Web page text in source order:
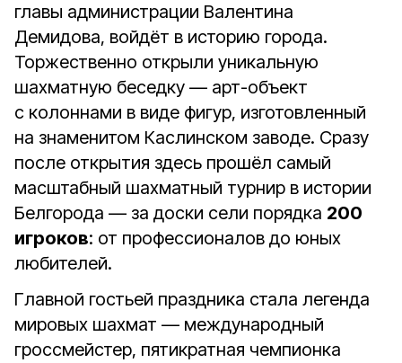
главы администрации Валентина
Демидова, войдёт в историю города.
Торжественно открыли уникальную
шахматную беседку — арт-объект
с колоннами в виде фигур, изготовленный
на знаменитом Каслинском заводе. Сразу
после открытия здесь прошёл самый
масштабный шахматный турнир в истории
Белгорода — за доски сели порядка 200
игроков: от профессионалов до юных
любителей.
Главной гостьей праздника стала легенда
мировых шахмат — международный
гроссмейстер, пятикратная чемпионка